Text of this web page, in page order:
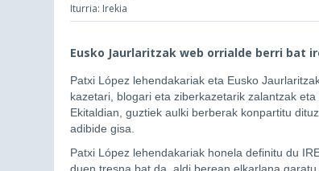
Iturria: Irekia
Eusko Jaurlaritzak web orrialde berri bat
Patxi López lehendakariak eta Eusko
kazetari, blogari eta ziberkazetarik zalantzak
Ekitaldian, guztiek aulki berberak konpartitu
adibide gisa.
Patxi López lehendakariak honela definitu du